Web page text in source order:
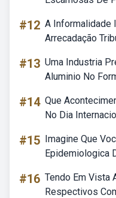
#12 A Informalidade
Arrecadação
#13 Uma Industria
Aluminio No
#14 Que
No Dia
#15 Imagine Que
Epidemiologica
#16 Tendo Em Vista
Respectivos